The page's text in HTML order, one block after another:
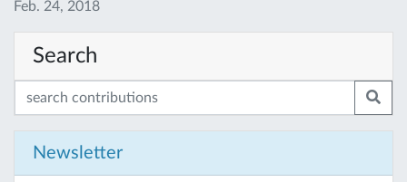
Feb. 24, 2018
Search
Newsletter